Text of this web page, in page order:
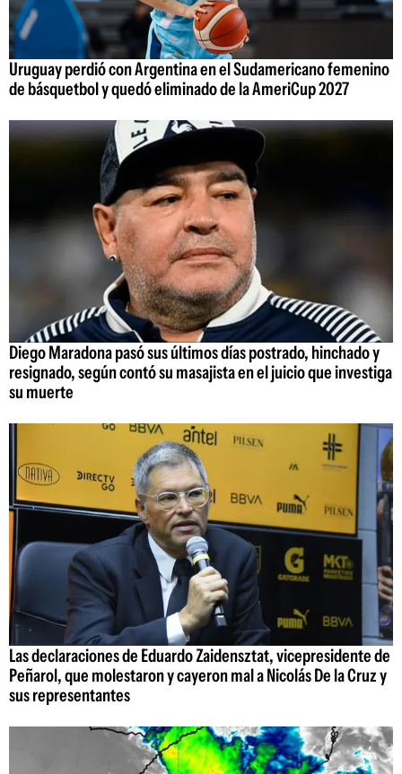
Uruguay perdió con Argentina en el Sudamericano femenino
de básquetbol y quedó eliminado de la AmeriCup 2027
Diego Maradona pasó sus últimos días postrado, hinchado y
resignado, según contó su masajista en el juicio que investiga
su muerte
Las declaraciones de Eduardo Zaidensztat, vicepresidente de
Peñarol, que molestaron y cayeron mal a Nicolás De la Cruz y
sus representantes